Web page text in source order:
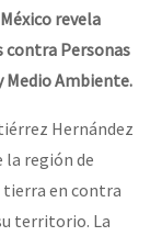
revela
contra Personas
Medio Ambiente.
Hernández
región de
tierra en contra
territorio. La